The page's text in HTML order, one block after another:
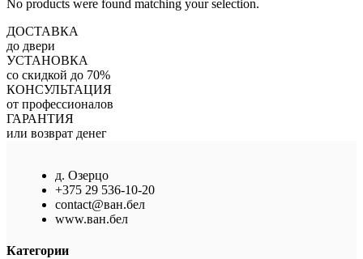
No products were found matching your selection.
ДОСТАВКА
до двери
УСТАНОВКА
со скидкой до 70%
КОНСУЛЬТАЦИЯ
от профессионалов
ГАРАНТИЯ
или возврат денег
д. Озерцо
+375 29 536-10-20
contact@ван.бел
www.ван.бел
Категории